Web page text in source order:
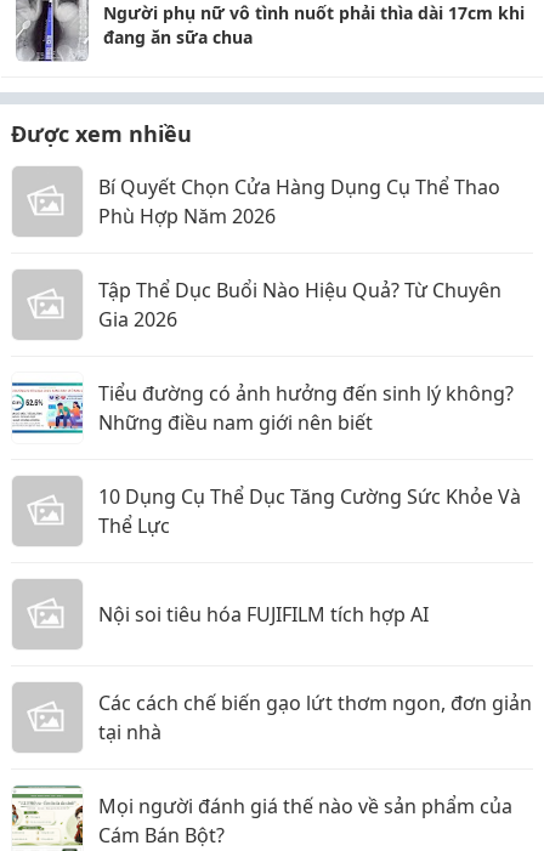
Người phụ nữ vô tình nuốt phải thìa dài 17cm khi
đang ăn sữa chua
Được xem nhiều
Bí Quyết Chọn Cửa Hàng Dụng Cụ Thể Thao
Phù Hợp Năm 2026
Tập Thể Dục Buổi Nào Hiệu Quả? Từ Chuyên
Gia 2026
Tiểu đường có ảnh hưởng đến sinh lý không?
Những điều nam giới nên biết
10 Dụng Cụ Thể Dục Tăng Cường Sức Khỏe Và
Thể Lực
Nội soi tiêu hóa FUJIFILM tích hợp AI
Các cách chế biến gạo lứt thơm ngon, đơn giản
tại nhà
Mọi người đánh giá thế nào về sản phẩm của
Cám Bán Bột?